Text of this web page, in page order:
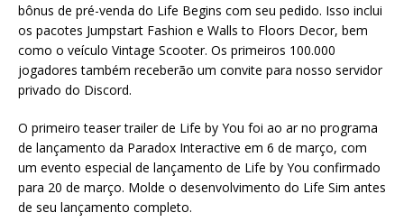
bônus de pré-venda do Life Begins com seu pedido. Isso inclui
os pacotes Jumpstart Fashion e Walls to Floors Decor, bem
como o veículo Vintage Scooter. Os primeiros 100.000
jogadores também receberão um convite para nosso servidor
privado do Discord.
O primeiro teaser trailer de Life by You foi ao ar no programa
de lançamento da Paradox Interactive em 6 de março, com
um evento especial de lançamento de Life by You confirmado
para 20 de março. Molde o desenvolvimento do Life Sim antes
de seu lançamento completo.